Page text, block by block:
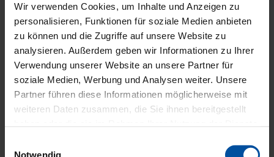
Wir verwenden Cookies, um Inhalte und Anzeigen zu
personalisieren, Funktionen für soziale Medien anbieten
zu können und die Zugriffe auf unsere Website zu
analysieren. Außerdem geben wir Informationen zu Ihrer
Verwendung unserer Website an unsere Partner für
soziale Medien, Werbung und Analysen weiter. Unsere
Partner führen diese Informationen möglicherweise mit
weiteren Daten zusammen, die Sie ihnen bereitgestellt
Notwendig